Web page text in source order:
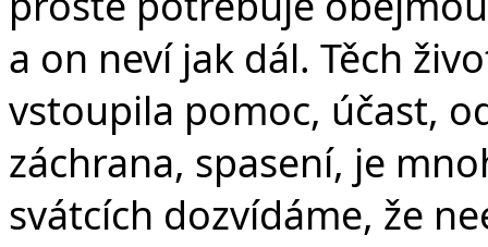
a on neví jak dál. Těch
vstoupila pomoc, účast,
záchrana, spasení, je
svátcích dozvídáme, že